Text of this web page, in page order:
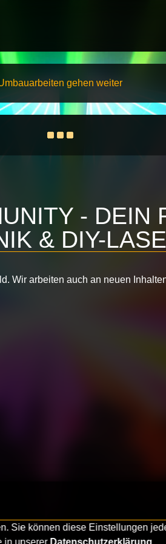
gehen weiter
- DEIN
& DIY-
Wir arbeiten auch an neuen
Sie können diese Einstellungen
in unserer Datenschutzerklärung